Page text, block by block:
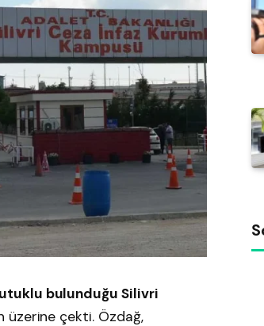
bulunduğu Silivri
üzerine çekti. Özdağ,